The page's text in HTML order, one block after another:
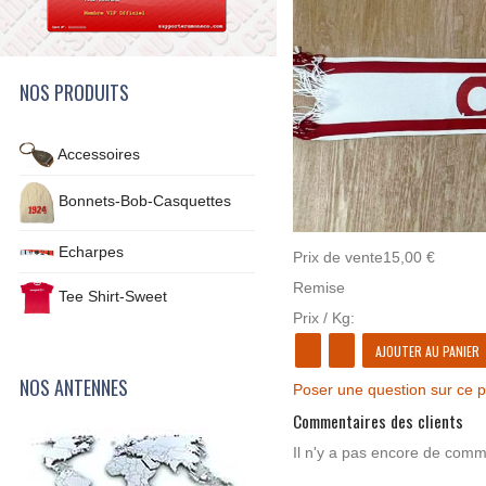
NOS PRODUITS
Accessoires
Bonnets-Bob-Casquettes
Echarpes
Tee Shirt-Sweet
NOS ANTENNES
Prix ​​de vente15,00 €
Remise
Prix / Kg:
Poser une question sur ce
Commentaires des clients
Il n'y a pas encore de